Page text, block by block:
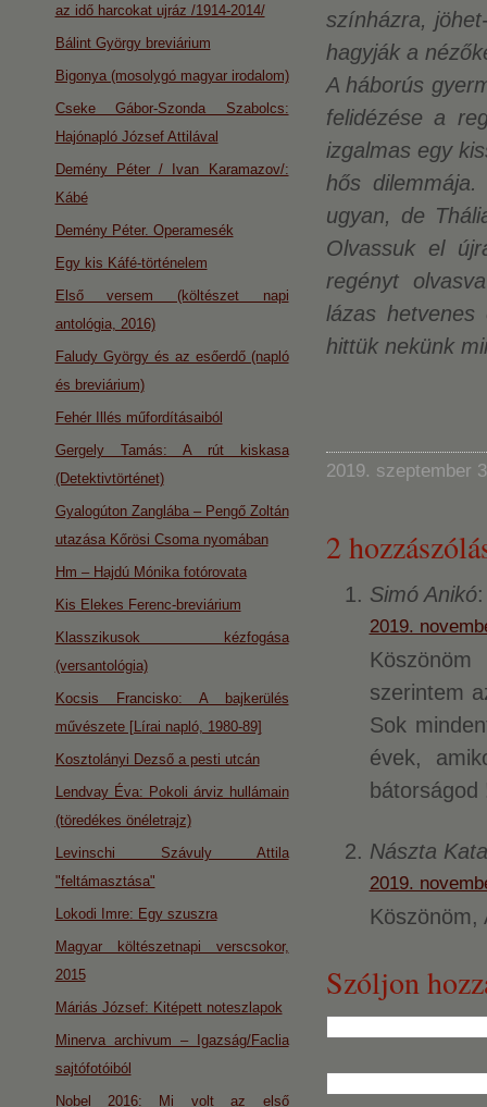
színházra,
hagyják a
A háborús
felidézése a
izgalmas egy
hős
ugyan, de
Olvassuk el
regényt
lázas hetvenes
hittük nekünk
2019. szeptember
2
Simó Anikó:
2019.
szerintem
Sok
évek,
bátorságod
Nászta
2019.
Köszönöm,
Szóljon
az idő harcokat ujráz /1914-2014/
Bálint György breviárium
Bigonya (mosolygó magyar irodalom)
Cseke Gábor-Szonda Szabolcs:
Hajónapló József Attilával
Demény Péter / Ivan Karamazov/:
Kábé
Demény Péter. Operamesék
Egy kis Káfé-történelem
Első versem (költészet napi
antológia, 2016)
Faludy György és az esőerdő (napló
és breviárium)
Fehér Illés műfordításaiból
Gergely Tamás: A rút kiskasa
(Detektivtörténet)
Gyalogúton Zanglába – Pengő Zoltán
utazása Kőrösi Csoma nyomában
Hm – Hajdú Mónika fotórovata
Kis Elekes Ferenc-breviárium
Klasszikusok kézfogása
(versantológia)
Kocsis Francisko: A bajkerülés
művészete [Lírai napló, 1980-89]
Kosztolányi Dezső a pesti utcán
Lendvay Éva: Pokoli árviz hullámain
(töredékes önéletrajz)
Levinschi Szávuly Attila
"feltámasztása"
Lokodi Imre: Egy szuszra
Magyar költészetnapi verscsokor,
2015
Máriás József: Kitépett noteszlapok
Minerva archivum – Igazság/Faclia
sajtófotóiból
Nobel 2016: Mi volt az első